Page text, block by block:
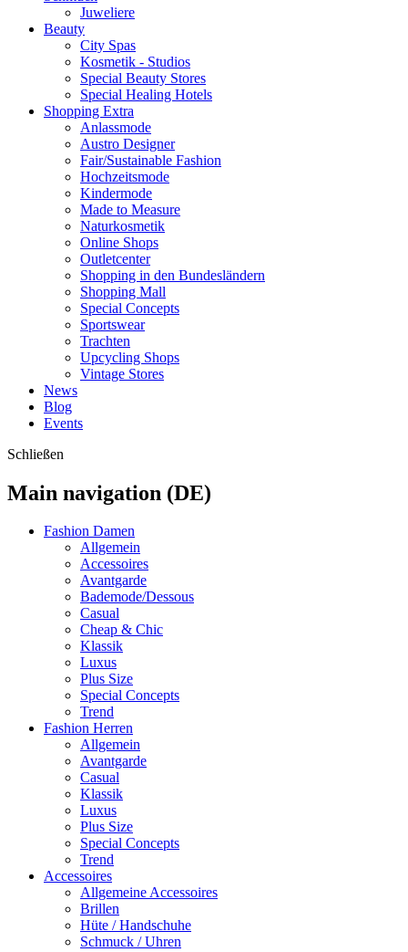
Juweliere
Beauty
City Spas
Kosmetik - Studios
Special Beauty Stores
Special Healing Hotels
Shopping Extra
Anlassmode
Austro Designer
Fair/Sustainable Fashion
Hochzeitsmode
Kindermode
Made to Measure
Naturkosmetik
Online Shops
Outletcenter
Shopping in den Bundesländern
Shopping Mall
Special Concepts
Sportswear
Trachten
Upcycling Shops
Vintage Stores
News
Blog
Events
Schließen
Main navigation (DE)
Fashion Damen
Allgemein
Accessoires
Avantgarde
Bademode/Dessous
Casual
Cheap & Chic
Klassik
Luxus
Plus Size
Special Concepts
Trend
Fashion Herren
Allgemein
Avantgarde
Casual
Klassik
Luxus
Plus Size
Special Concepts
Trend
Accessoires
Allgemeine Accessoires
Brillen
Hüte / Handschuhe
Schmuck / Uhren